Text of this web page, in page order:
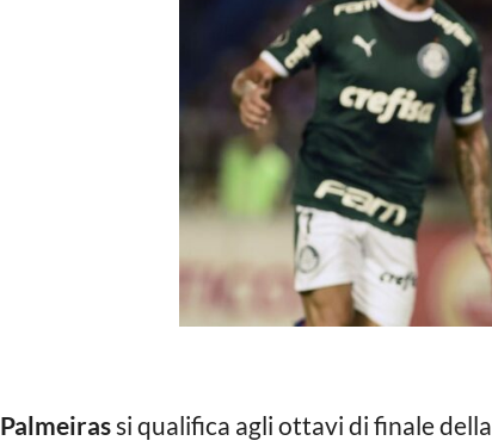
Palmeirassi qualifica agli ottavi di finale della